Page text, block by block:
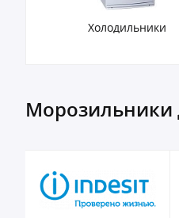
Холодильники
Морозильники